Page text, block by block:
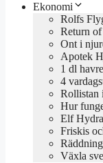
Ekonomi
Rolfs
Return
Ont i
Apotek
1 dl
4
Rollistan
Hur
Elf
Friskis
Växla